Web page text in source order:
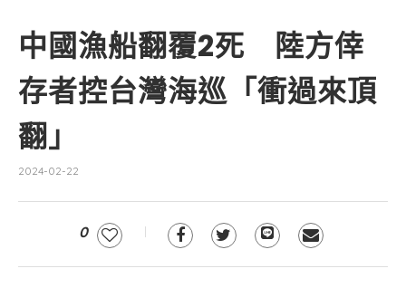
中國漁船翻覆2死 陸方倖
存者控台灣海巡「衝過來頂
翻」
2024-02-22
0